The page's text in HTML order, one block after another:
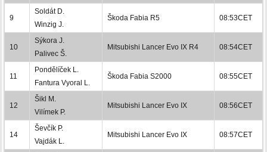
9
Soldát D.
Winzig J.
Škoda Fabia R5 08:53CET
10
Sýkora J.
Palivec Š.
Mitsubishi Lancer Evo IX R4 08:54CET
11
Pondělíček L.
Fantura Vyoral L.
Škoda Fabia S2000 08:55CET
12
Šikl M.
Vilímek P.
Mitsubishi Lancer Evo IX 08:56CET
14
Ševčík P.
Vajdák L.
Mitsubishi Lancer Evo IX 08:57CET